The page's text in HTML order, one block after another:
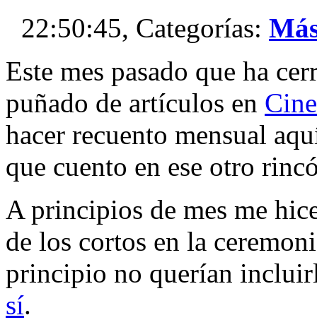
22:50:45, Categorías:
Este mes pasado que ha
puñado de artículos en
hacer recuento mensual
que cuento en ese otro
A principios de mes me
de los cortos en la
principio no querían
sí.